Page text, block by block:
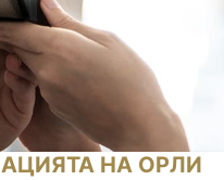
НА ОРЛИ